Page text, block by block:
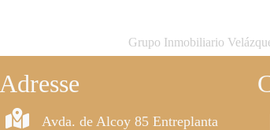
Grupo Inmobiliario
Adresse
Avda. de Alcoy 85 Entreplanta